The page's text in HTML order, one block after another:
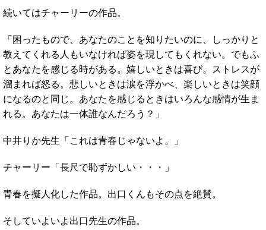
続いてはチャーリーの作品。
「困ったもので、あなたのことを知りたいのに、しっかりと
教えてくれる人もいなければ姿を現してもくれない。でもふ
とあなたを感じる時がある。嬉しいときは喜び。ストレスが
溜まれば怒る。悲しいときは涙を浮かべ、楽しいときは笑顔
になるのと同じ。あなたを感じるときはいろんな感情が生ま
れる。あなたは一体誰なんだろう？」
中井りか先生「これは青春じゃないよ。」
チャーリー「長尺で恥ずかしい・・・」
青春を擬人化した作品。出口くんもその点を絶賛。
そしていよいよ出口先生の作品。